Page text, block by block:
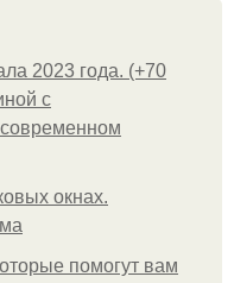
2023 года. (+70
с
окнах.
помогут вам